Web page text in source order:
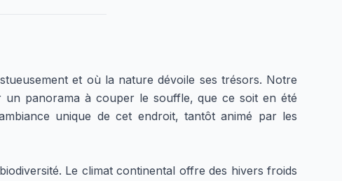
et où la nature dévoile ses trésors. Notre
panorama à couper le souffle, que ce soit en été
unique de cet endroit, tantôt animé par les
Le climat continental offre des hivers froids